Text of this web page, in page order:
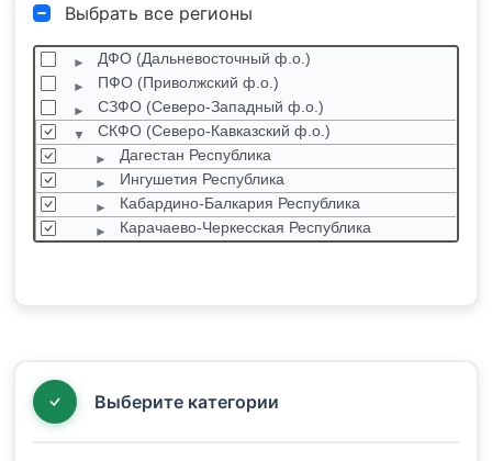
Выбрать все регионы
ДФО (Дальневосточный ф.о.)
ПФО (Приволжский ф.о.)
СЗФО (Северо-Западный ф.о.)
СКФО (Северо-Кавказский ф.о.)
Дагестан Республика
Ингушетия Республика
Кабардино-Балкария Республика
Карачаево-Черкесская Республика
Выберите категории